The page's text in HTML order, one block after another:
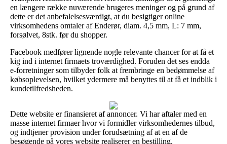
en længere række nuværende brugeres meninger og på grund af
dette er det anbefalelsesværdigt, at du besigtiger online
virksomhedens omtaler af Enderør, diam. 4,5 mm, L: 7 mm,
forsølvet, 8stk. før du shopper.
Facebook medfører lignende nogle relevante chancer for at få et
kig ind i internet firmaets troværdighed. Foruden det ses endda
e-forretninger som tilbyder folk at frembringe en bedømmelse af
købsoplevelsen, hvilket ydermere må benyttes til at få et indblik i
kundetilfredsheden.
Dette website er finansieret af annoncer. Vi har aftaler med en
masse internet firmaer hvor vi formidler virksomhedernes tilbud,
og indtjener provision under forudsætning af at en af de
besøgende på vores website realiserer en bestilling.